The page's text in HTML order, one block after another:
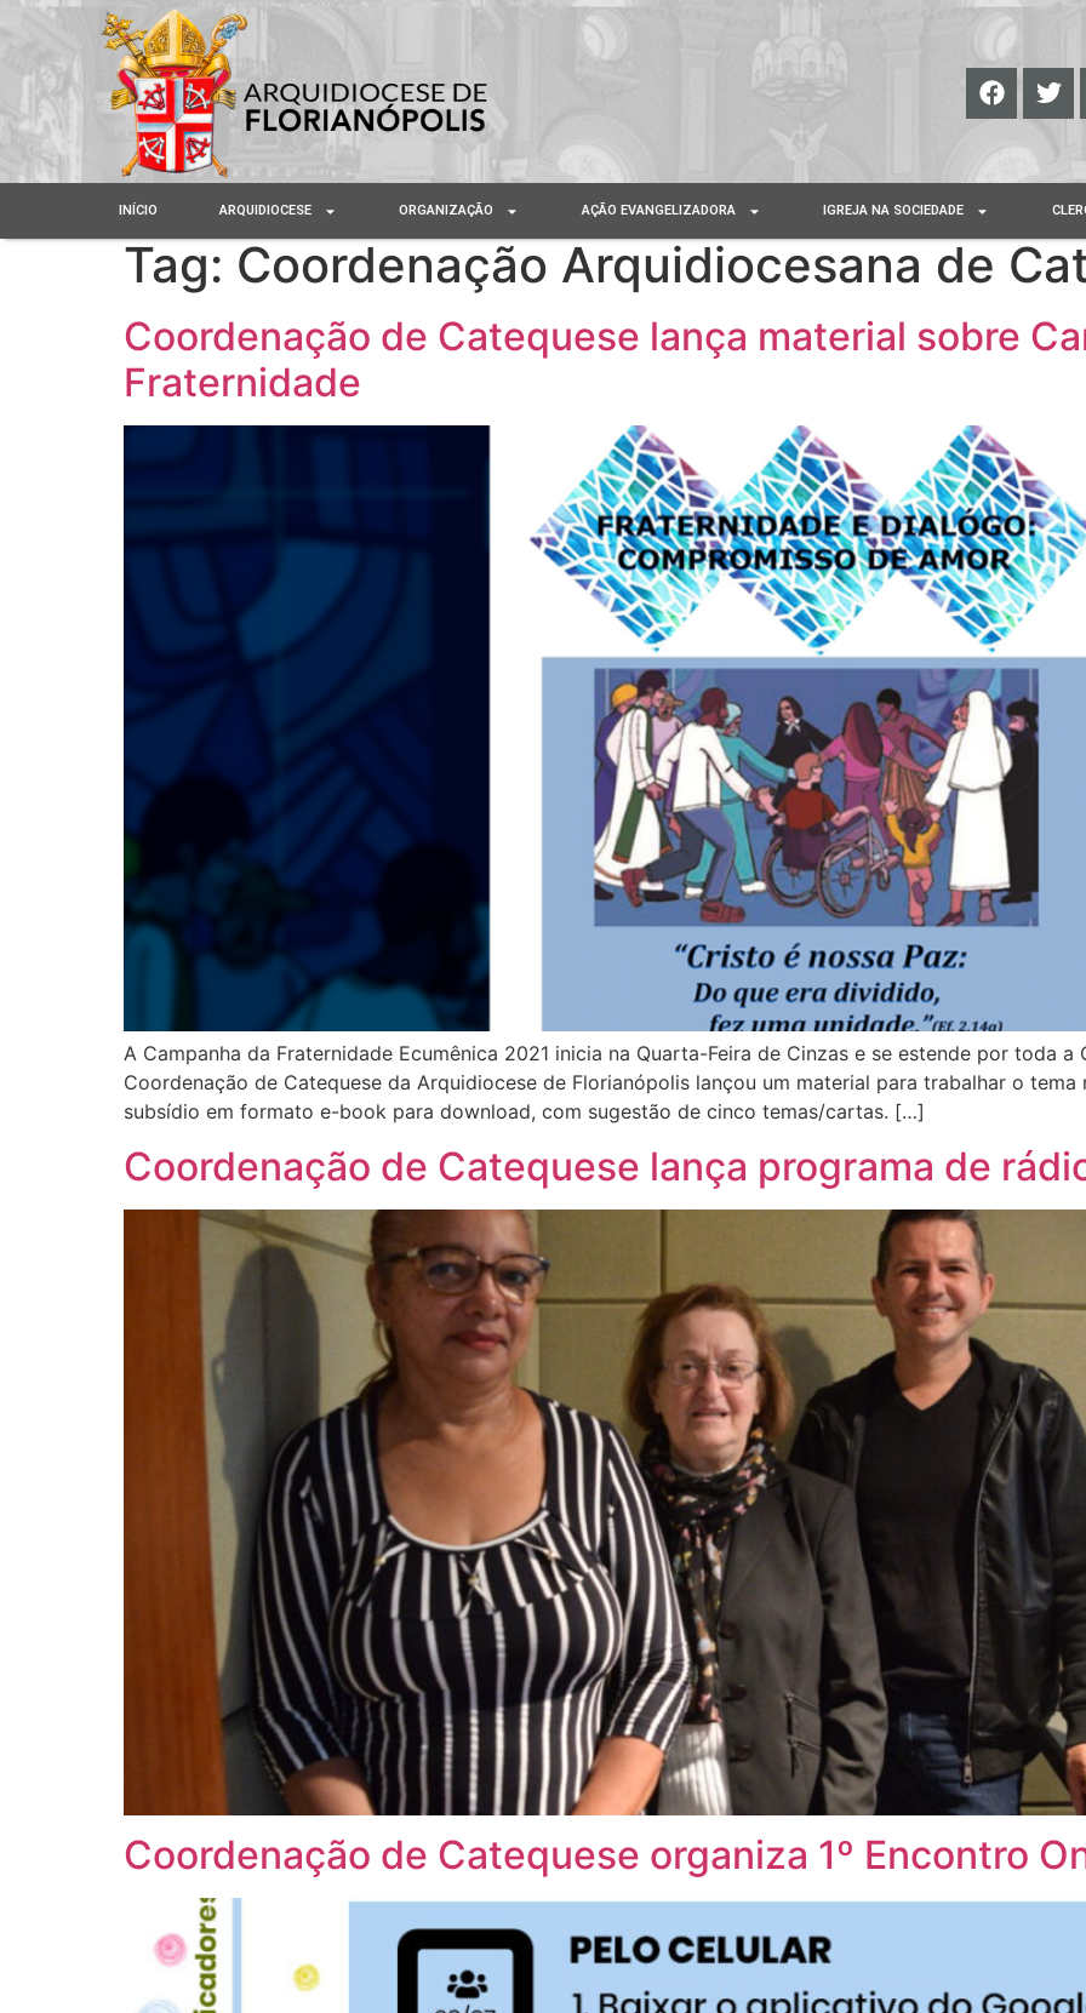
INÍCIO ARQUIDIOCESE ORGANIZAÇÃO AÇÃO EVANGELIZADORA IGREJA NA SOCIEDADE
Tag: Coordenação Arquidiocesana de
Coordenação de Catequese lança material sobre
Fraternidade
A Campanha da Fraternidade Ecumênica 2021 inicia na Quarta-Feira de Cinzas e se estende por toda a
Coordenação de Catequese da Arquidiocese de Florianópolis lançou um material para trabalhar o
subsídio em formato e-book para download, com sugestão de cinco temas/cartas. […]
Coordenação de Catequese lança programa de
Coordenação de Catequese organiza 1º Encontro